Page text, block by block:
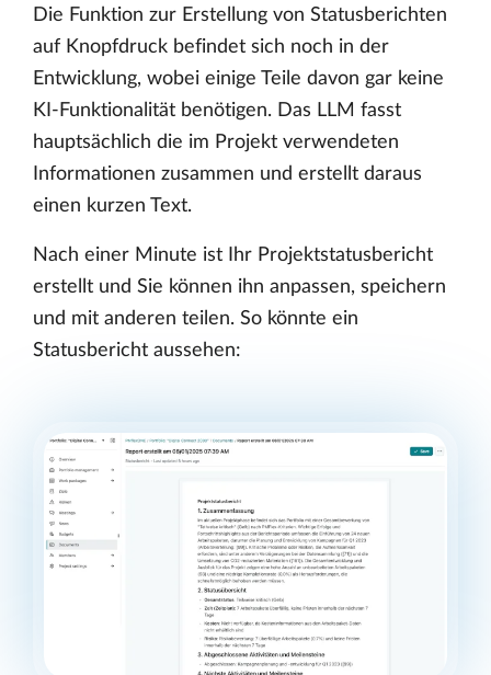
Die Funktion zur Erstellung von Statusberichten
auf Knopfdruck befindet sich noch in der
Entwicklung, wobei einige Teile davon gar keine
KI-Funktionalität benötigen. Das LLM fasst
hauptsächlich die im Projekt verwendeten
Informationen zusammen und erstellt daraus
einen kurzen Text.
Nach einer Minute ist Ihr Projektstatusbericht
erstellt und Sie können ihn anpassen, speichern
und mit anderen teilen. So könnte ein
Statusbericht aussehen: